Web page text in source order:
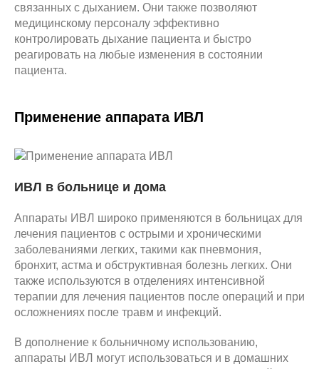
связанных с дыханием. Они также позволяют
медицинскому персоналу эффективно
контролировать дыхание пациента и быстро
реагировать на любые изменения в состоянии
пациента.
Применение аппарата ИВЛ
ИВЛ в больнице и дома
Аппараты ИВЛ широко применяются в больницах для
лечения пациентов с острыми и хроническими
заболеваниями легких, такими как пневмония,
бронхит, астма и обструктивная болезнь легких. Они
также используются в отделениях интенсивной
терапии для лечения пациентов после операций и при
осложнениях после травм и инфекций.
В дополнение к больничному использованию,
аппараты ИВЛ могут использоваться и в домашних